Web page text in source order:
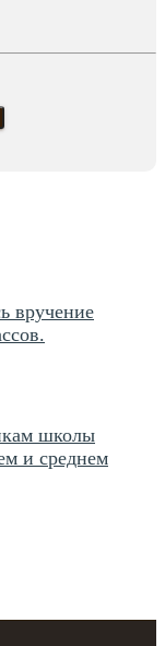
вручение
школы
и среднем